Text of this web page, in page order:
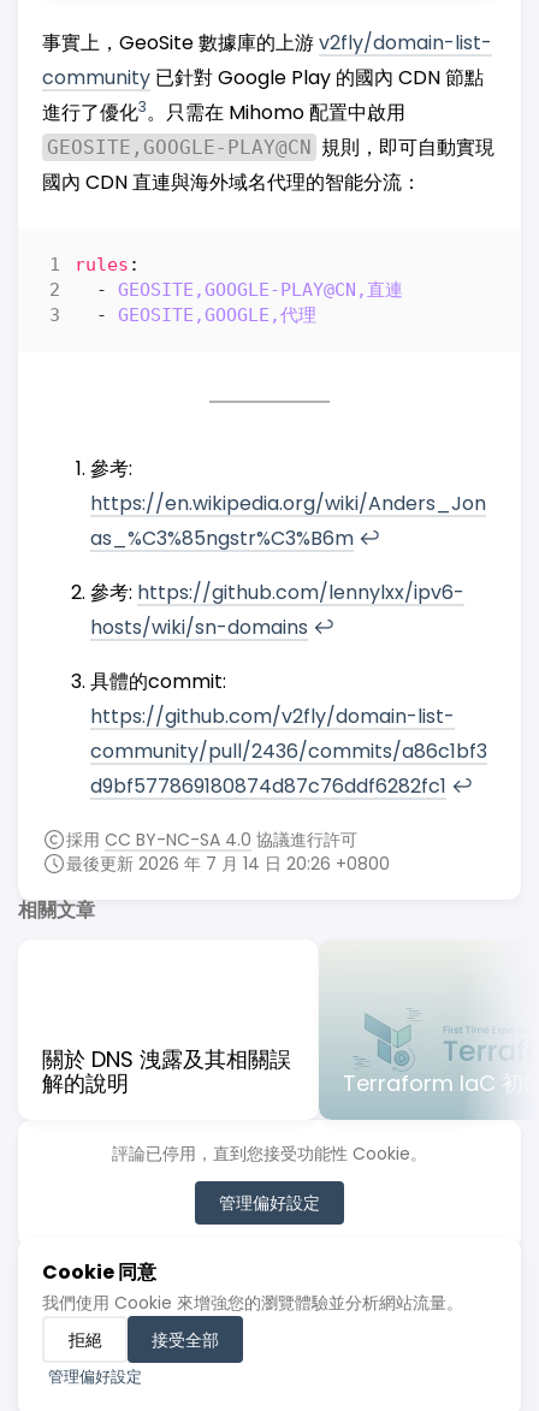
事實上，GeoSite 數據庫的上游v2fly/domain-list-
community 已針對 Google Play 的國內 CDN 節點
進行了優化3。只需在 Mihomo 配置中啟用
GEOSITE,GOOGLE-PLAY@CN
規則，即可自動實現
國內 CDN 直連與海外域名代理的智能分流：
rules :
- GEOSITE,GOOGLE-PLAY@CN,直連
- GEOSITE,GOOGLE,代理
參考:
https://en.wikipedia.org/wiki/Anders_Jon
as_%C3%85ngstr%C3%B6m ↩︎
參考: https://github.com/lennylxx/ipv6-
hosts/wiki/sn-domains ↩︎
具體的commit:
https://github.com/v2fly/domain-list-
community/pull/2436/commits/a86c1bf3
d9bf577869180874d87c76ddf6282fc1 ↩︎
採用 CC BY-NC-SA 4.0 協議進行許可
最後更新 2026 年 7 月 14 日 20:26 +0800
相關文章
關於 DNS 洩露及其相關誤
解的說明
Terraform IaC 初
評論已停用，直到您接受功能性 Cookie。
管理偏好設定
© 2022 - 2026 亂筆
Hugo建立
主題Stack由Jimmy
Cookie 同意
我們使用 Cookie 來增強您的瀏覽體驗並分析網站流量。
拒絕
接受全部
管理偏好設定